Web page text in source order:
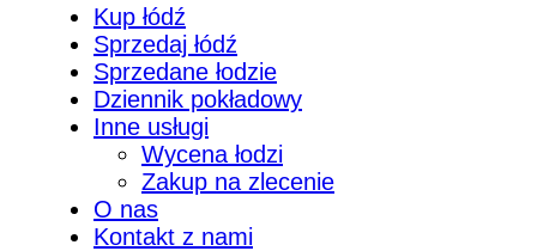
Kup łódź
Sprzedaj łódź
Sprzedane łodzie
Dziennik pokładowy
Inne usługi
Wycena łodzi
Zakup na zlecenie
O nas
Kontakt z nami